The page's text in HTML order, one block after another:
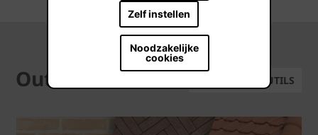
Zelf instellen
Noodzakelijke
cookies
Outils TOUS LES OUTILS